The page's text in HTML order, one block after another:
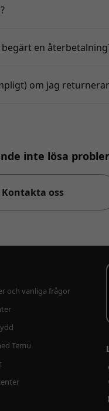
en
om jag
inte lösa
Kontakta oss
och vanliga frågor
Temu